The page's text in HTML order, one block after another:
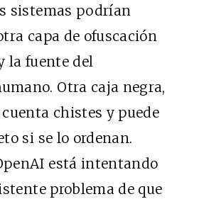
sistemas podrían
capa de ofuscación
la fuente del
Otra caja negra,
chistes y puede
si se lo ordenan.
está intentando
problema de que